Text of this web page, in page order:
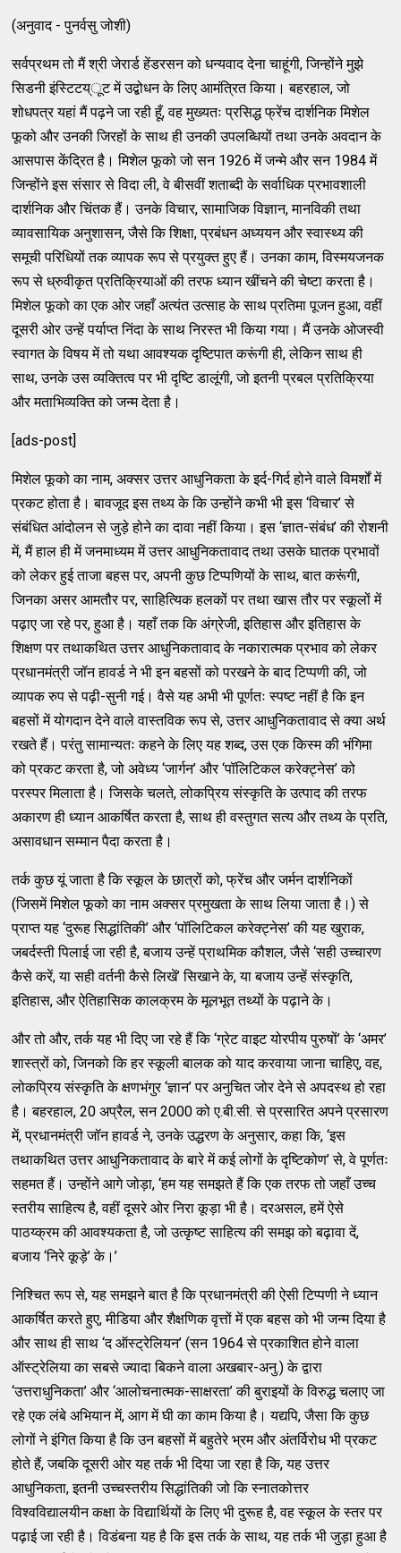
(अनुवाद - पुनर्वसु जोशी)
सर्वप्रथम तो मैं श्री जेरार्ड हेंडरसन को धन्यवाद देना चाहूंगी, जिन्होंने मुझे
सिडनी इंस्टिटय्ूट में उद्बोधन के लिए आमंत्रित किया। बहरहाल, जो
शोधपत्र यहां मैं पढ़ने जा रही हूँ, वह मुख्यतः प्रसिद्ध फ्रेंच दार्शनिक मिशेल
फूको और उनकी जिरहों के साथ ही उनकी उपलब्धियों तथा उनके अवदान के
आसपास केंद्रित है। मिशेल फूको जो सन 1926 में जन्मे और सन 1984 में
जिन्होंने इस संसार से विदा ली, वे बीसवीं शताब्दी के सर्वाधिक प्रभावशाली
दार्शनिक और चिंतक हैं। उनके विचार, सामाजिक विज्ञान, मानविकी तथा
व्यावसायिक अनुशासन, जैसे कि शिक्षा, प्रबंधन अध्ययन और स्वास्थ्य की
समूची परिधियों तक व्यापक रूप से प्रयुक्त हुए हैं। उनका काम, विस्मयजनक
रूप से ध्रुवीकृत प्रतिक्रियाओं की तरफ ध्यान खींचने की चेष्टा करता है।
मिशेल फूको का एक ओर जहाँ अत्यंत उत्साह के साथ प्रतिमा पूजन हुआ, वहीं
दूसरी ओर उन्हें पर्याप्त निंदा के साथ निरस्त भी किया गया। मैं उनके ओजस्वी
स्वागत के विषय में तो यथा आवश्यक दृष्टिपात करूंगी ही, लेकिन साथ ही
साथ, उनके उस व्यक्तित्व पर भी दृष्टि डालूंगी, जो इतनी प्रबल प्रतिक्रिया
और मताभिव्यक्ति को जन्म देता है।
[ads-post]
मिशेल फूको का नाम, अक्सर उत्तर आधुनिकता के इर्द-गिर्द होने वाले विमर्शों में
प्रकट होता है। बावजूद इस तथ्य के कि उन्होंने कभी भी इस ‘विचार’ से
संबंधित आंदोलन से जुड़े होने का दावा नहीं किया। इस ‘ज्ञात-संबंध’ की रोशनी
में, मैं हाल ही में जनमाध्यम में उत्तर आधुनिकतावाद तथा उसके घातक प्रभावों
को लेकर हुई ताजा बहस पर, अपनी कुछ टिप्पणियों के साथ, बात करूंगी,
जिनका असर आमतौर पर, साहित्यिक हलकों पर तथा खास तौर पर स्कूलों में
पढ़ाए जा रहे पर, हुआ है। यहाँ तक कि अंग्रेजी, इतिहास और इतिहास के
शिक्षण पर तथाकथित उत्तर आधुनिकतावाद के नकारात्मक प्रभाव को लेकर
प्रधानमंत्री जॉन हावर्ड ने भी इन बहसों को परखने के बाद टिप्पणी की, जो
व्यापक रुप से पढ़ी-सुनी गई। वैसे यह अभी भी पूर्णतः स्पष्ट नहीं है कि इन
बहसों में योगदान देने वाले वास्तविक रूप से, उत्तर आधुनिकतावाद से क्या अर्थ
रखते हैं। परंतु सामान्यतः कहने के लिए यह शब्द, उस एक किस्म की भंगिमा
को प्रकट करता है, जो अवेध्य ‘जार्गन’ और ‘पॉलिटिकल करेक्ट्नेस’ को
परस्पर मिलाता है। जिसके चलते, लोकप्रिय संस्कृति के उत्पाद की तरफ
अकारण ही ध्यान आकर्षित करता है, साथ ही वस्तुगत सत्य और तथ्य के प्रति,
असावधान सम्मान पैदा करता है।
तर्क कुछ यूं जाता है कि स्कूल के छात्रों को, फ्रेंच और जर्मन दार्शनिकों
(जिसमें मिशेल फूको का नाम अक्सर प्रमुखता के साथ लिया जाता है।) से
प्राप्त यह ‘दुरूह सिद्धांतिकी’ और ‘पॉलिटिकल करेक्ट्नेस’ की यह खुराक,
जबर्दस्ती पिलाई जा रही है, बजाय उन्हें प्राथमिक कौशल, जैसे ‘सही उच्चारण
कैसे करें, या सही वर्तनी कैसे लिखें’ सिखाने के, या बजाय उन्हें संस्कृति,
इतिहास, और ऐतिहासिक कालक्रम के मूलभूत तथ्यों के पढ़ाने के।
और तो और, तर्क यह भी दिए जा रहे हैं कि ‘ग्रेट वाइट योरपीय पुरुषों’ के ‘अमर’
शास्त्रों को, जिनको कि हर स्कूली बालक को याद करवाया जाना चाहिए, वह,
लोकप्रिय संस्कृति के क्षणभंगुर ‘ज्ञान’ पर अनुचित जोर देने से अपदस्थ हो रहा
है। बहरहाल, 20 अप्रैल, सन 2000 को ए.बी.सी. से प्रसारित अपने प्रसारण
में, प्रधानमंत्री जॉन हावर्ड ने, उनके उद्धरण के अनुसार, कहा कि, ‘इस
तथाकथित उत्तर आधुनिकतावाद के बारे में कई लोगों के दृष्टिकोण’ से, वे पूर्णतः
सहमत हैं। उन्होंने आगे जोड़ा, ‘हम यह समझते हैं कि एक तरफ तो जहाँ उच्च
स्तरीय साहित्य है, वहीं दूसरे ओर निरा कूड़ा भी है। दरअसल, हमें ऐसे
पाठय्क्रम की आवश्यकता है, जो उत्कृष्ट साहित्य की समझ को बढ़ावा दें,
बजाय ‘निरे कूड़े’ के।’
निश्चित रूप से, यह समझने बात है कि प्रधानमंत्री की ऐसी टिप्पणी ने ध्यान
आकर्षित करते हुए, मीडिया और शैक्षणिक वृत्तों में एक बहस को भी जन्म दिया है
और साथ ही साथ ‘द ऑस्ट्रेलियन’ (सन 1964 से प्रकाशित होने वाला
ऑस्ट्रेलिया का सबसे ज्यादा बिकने वाला अखबार-अनु.) के द्वारा
‘उत्तराधुनिकता’ और ‘आलोचनात्मक-साक्षरता’ की बुराइयों के विरुद्ध चलाए जा
रहे एक लंबे अभियान में, आग में घी का काम किया है। यद्यपि, जैसा कि कुछ
लोगों ने इंगित किया है कि उन बहसों में बहुतेरे भ्रम और अंतर्विरोध भी प्रकट
होते हैं, जबकि दूसरी ओर यह तर्क भी दिया जा रहा है कि, यह उत्तर
आधुनिकता, इतनी उच्चस्तरीय सिद्धांतिकी जो कि स्नातकोत्तर
विश्वविद्यालयीन कक्षा के विद्यार्थियों के लिए भी दुरूह है, वह स्कूल के स्तर पर
पढ़ाई जा रही है। विडंबना यह है कि इस तर्क के साथ, यह तर्क भी जुड़ा हुआ है